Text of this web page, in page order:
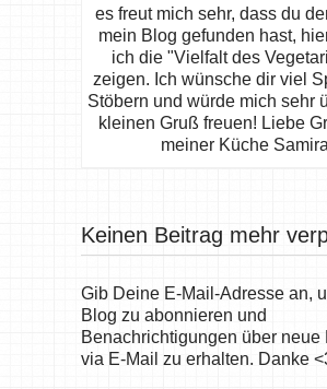
es freut mich sehr, dass du
mein Blog gefunden hast,
ich die "Vielfalt des
zeigen. Ich wünsche dir viel
Stöbern und würde mich sehr
kleinen Gruß freuen! Liebe
meiner Küche
Keinen Beitrag mehr
Gib Deine E-Mail-Adresse an,
Blog zu abonnieren und
Benachrichtigungen über neue
via E-Mail zu erhalten. Danke